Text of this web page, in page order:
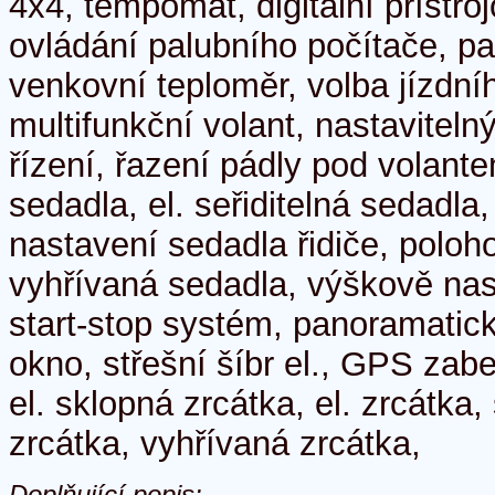
ovládání palubního počítače,
venkovní teploměr, volba
multifunkční volant,
řízení, řazení pádly pod
sedadla, el. seřiditelná
nastavení sedadla řidiče,
vyhřívaná sedadla, výškově
start-stop systém,
okno, střešní šíbr el., GPS
el. sklopná zrcátka, el.
zrcátka, vyhřívaná zrcátka,